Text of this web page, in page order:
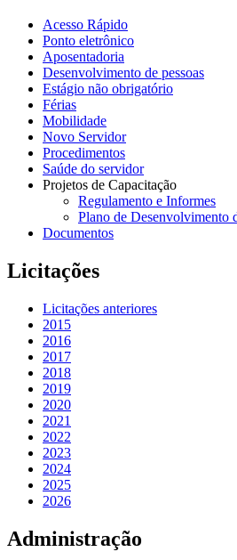
Acesso Rápido
Ponto eletrônico
Aposentadoria
Desenvolvimento de pessoas
Estágio não obrigatório
Férias
Mobilidade
Novo Servidor
Procedimentos
Saúde do servidor
Projetos de Capacitação
Regulamento e Informes
Plano de Desenvolvimento
Documentos
Licitações
Licitações anteriores
2015
2016
2017
2018
2019
2020
2021
2022
2023
2024
2025
2026
Administração